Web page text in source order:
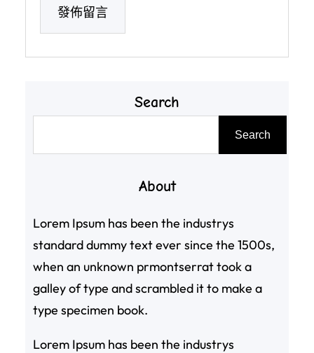
Search
Search
About
Lorem Ipsum has been the industrys
standard dummy text ever since the 1500s,
when an unknown prmontserrat took a
galley of type and scrambled it to make a
type specimen book.
Lorem Ipsum has been the industrys